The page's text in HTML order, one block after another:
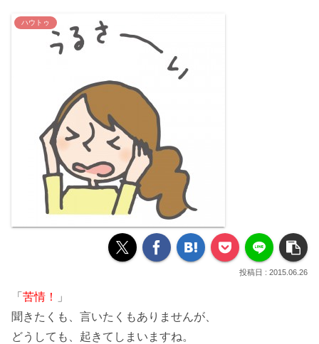
ハウトゥ
2015.06.26
「 苦情！
」
聞きたくも、言いたくもありませんが、
どうしても、起きてしまいますね。